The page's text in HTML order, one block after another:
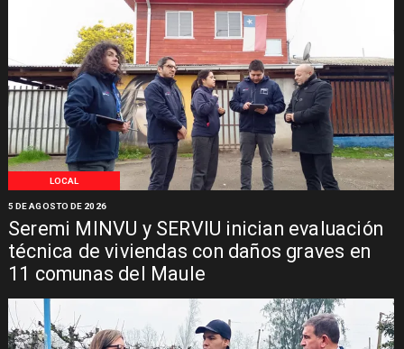
LOCAL
Seremi MINVU y SERVIU inician evaluación
técnica de viviendas con daños graves en
11 comunas del Maule
5 DE AGOSTO DE 2026